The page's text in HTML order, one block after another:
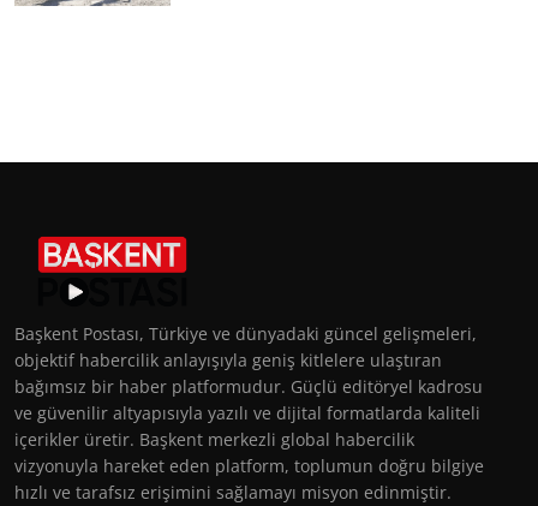
Başkent Postası, Türkiye ve dünyadaki güncel gelişmeleri,
objektif habercilik anlayışıyla geniş kitlelere ulaştıran
bağımsız bir haber platformudur. Güçlü editöryel kadrosu
ve güvenilir altyapısıyla yazılı ve dijital formatlarda kaliteli
içerikler üretir. Başkent merkezli global habercilik
vizyonuyla hareket eden platform, toplumun doğru bilgiye
hızlı ve tarafsız erişimini sağlamayı misyon edinmiştir.